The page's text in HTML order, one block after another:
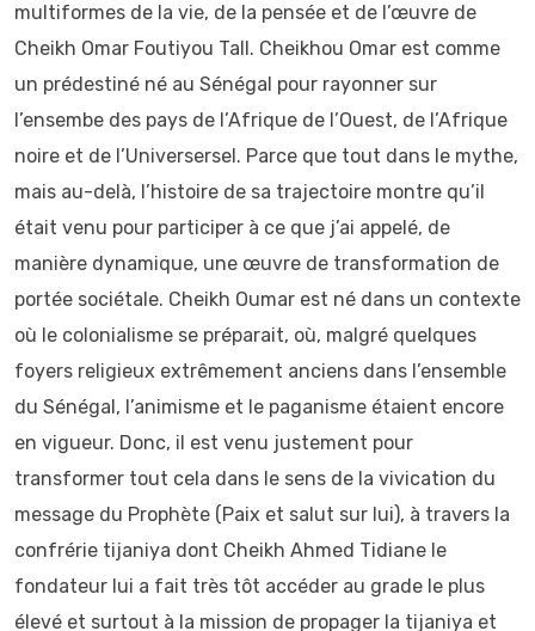
multiformes de la vie, de la pensée et de l’œuvre de
Cheikh Omar Foutiyou Tall. Cheikhou Omar est comme
un prédestiné né au Sénégal pour rayonner sur
l’ensembe des pays de l’Afrique de l’Ouest, de l’Afrique
noire et de l’Universersel. Parce que tout dans le mythe,
mais au-delà, l’histoire de sa trajectoire montre qu’il
était venu pour participer à ce que j’ai appelé, de
manière dynamique, une œuvre de transformation de
portée sociétale. Cheikh Oumar est né dans un contexte
où le colonialisme se préparait, où, malgré quelques
foyers religieux extrêmement anciens dans l’ensemble
du Sénégal, l’animisme et le paganisme étaient encore
en vigueur. Donc, il est venu justement pour
transformer tout cela dans le sens de la vivication du
message du Prophète (Paix et salut sur lui), à travers la
confrérie tijaniya dont Cheikh Ahmed Tidiane le
fondateur lui a fait très tôt accéder au grade le plus
élevé et surtout à la mission de propager la tijaniya et